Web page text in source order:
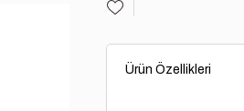
Ürün Özellikleri